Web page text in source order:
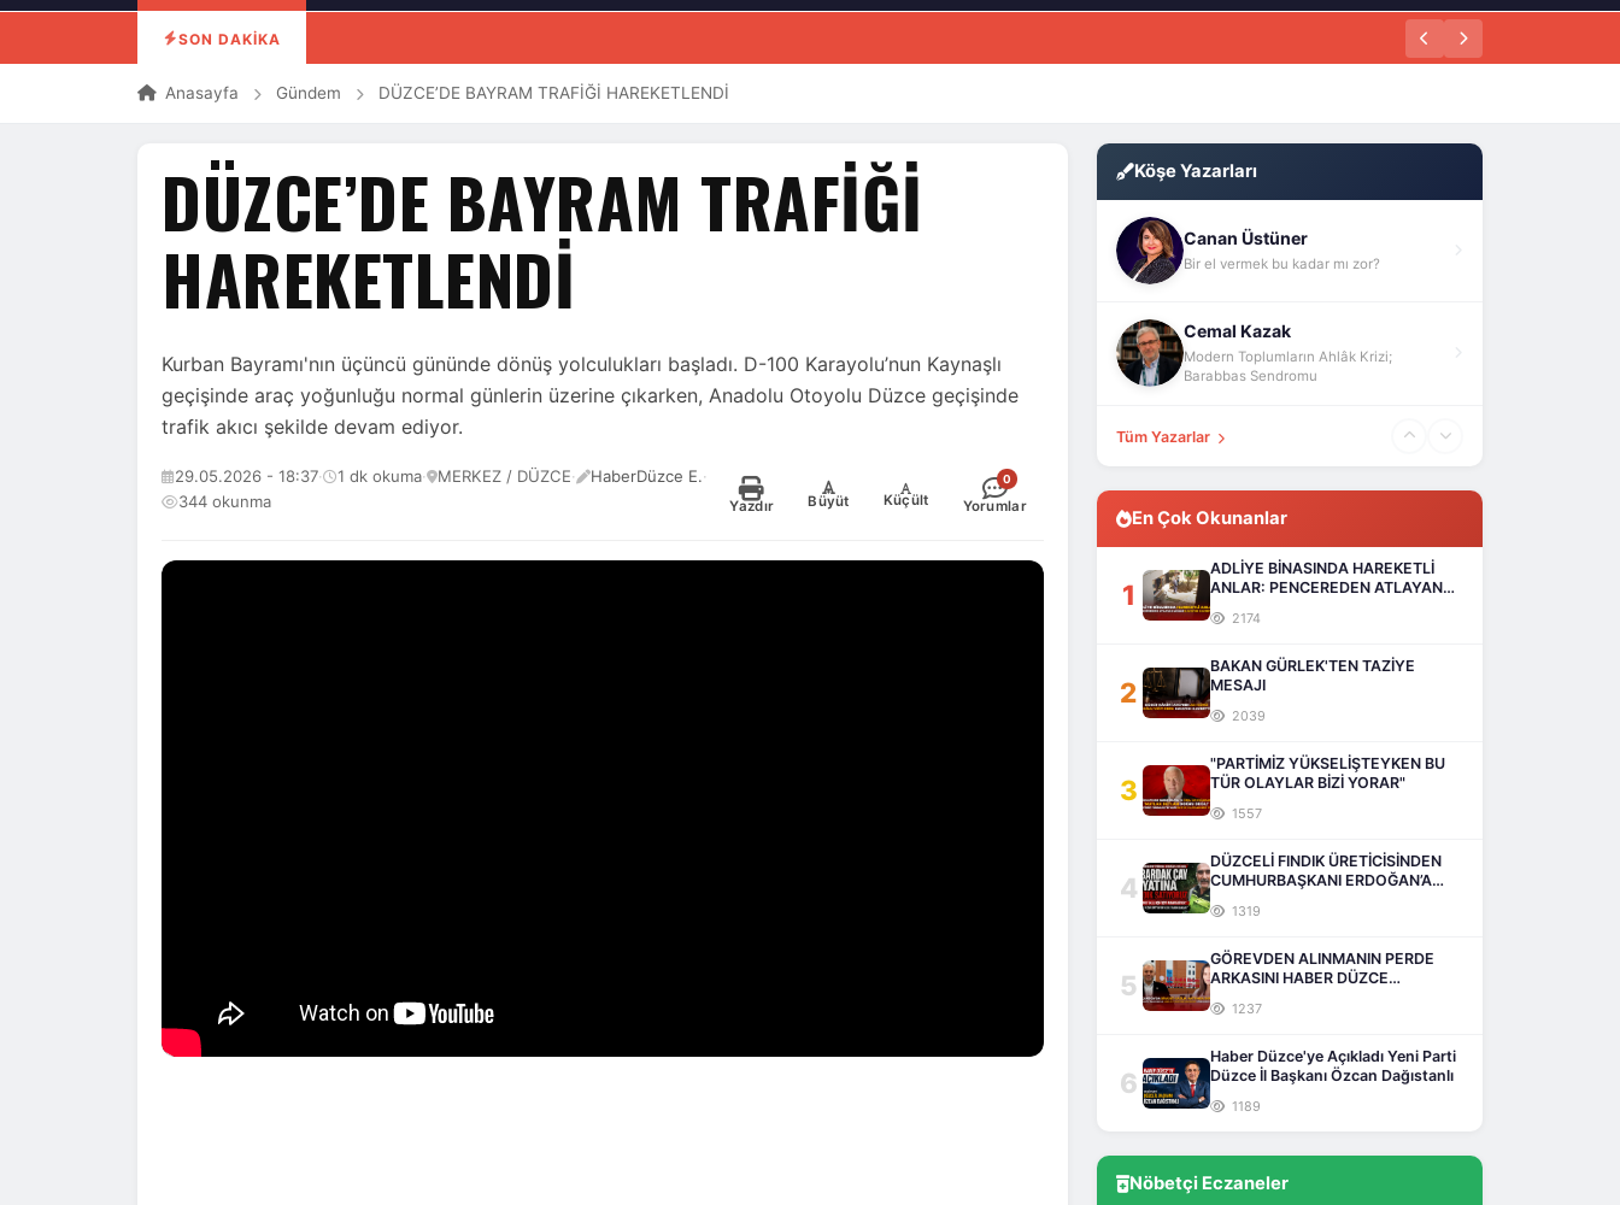
SON DAKİKA
Anasayfa Gündem DÜZCE’DE BAYRAM TRAFİĞİ HAREKETLENDİ
DÜZCE’DE BAYRAM TRAFİĞİ
HAREKETLENDİ
Kurban Bayramı'nın üçüncü gününde dönüş yolculukları başladı. D-100 Karayolu’nun Kaynaşlı
geçişinde araç yoğunluğu normal günlerin üzerine çıkarken, Anadolu Otoyolu Düzce geçişinde
trafik akıcı şekilde devam ediyor.
29.05.2026 - 18:37· 1 dk okuma· MERKEZ / DÜZCE· HaberDüzce E.·
344 okunma
Yazdır
+
Büyüt
-
Küçült
0
Yorumlar
Köşe Yazarları
Canan Üstüner
Bir el vermek bu kadar mı zor?
Cemal Kazak
Modern Toplumların Ahlâk Krizi;
Barabbas Sendromu
Tüm Yazarlar
En Çok Okunanlar
1
ADLİYE BİNASINDA HAREKETLİ
ANLAR: PENCEREDEN ATLAYAN
2174
2
BAKAN GÜRLEK'TEN TAZİYE
MESAJI
2039
3
"PARTİMİZ YÜKSELİŞTEYKEN BU
TÜR OLAYLAR BİZİ YORAR"
1557
4
DÜZCELİ FINDIK ÜRETİCİSİNDEN
CUMHURBAŞKANI ERDOĞAN’A
1319
5
GÖREVDEN ALINMANIN PERDE
ARKASINI HABER DÜZCE
1237
6
Haber Düzce'ye Açıkladı Yeni Parti
Düzce İl Başkanı Özcan Dağıstanlı
1189
Nöbetçi Eczaneler